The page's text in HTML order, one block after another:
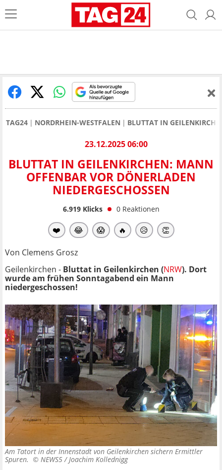
TAG24 NORDRHEIN-WESTFALEN BLUTTAT IN
23.12.2025 06:00
BLUTTAT IN GEILENKIRCHEN: MANN
OFFENBAR VOR DÖNERLADEN
NIEDERGESCHOSSEN
6.919Klicks 0 Reaktionen
❤️ 😂 😱 🔥 😥 👏
Von Clemens Grosz
Geilenkirchen - Bluttat in Geilenkirchen (NRW). Dort
wurde am frühen Sonntagabend ein Mann
niedergeschossen!
Am Tatort in der Innenstadt von Geilenkirchen sichern Ermittler
Spuren. © NEWS5 / Joachim Kollednigg